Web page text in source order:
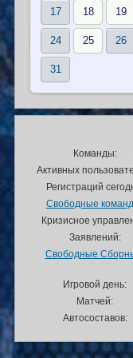
17 18 19
24 25 26
31
Команды:
Активных
Регистраций
Свободные
Кризисное
Заявлений:
Свободные
Игровой день:
Матчей:
Автосоставов: